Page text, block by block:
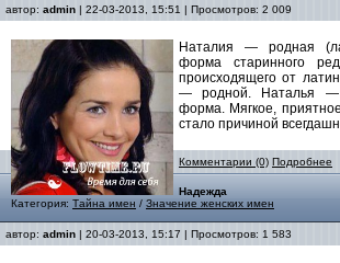
автор: admin | 22-03-2013, 15:51 | Просмотров: 2 009
Наталия — родная
форма старинного
происходящего от
— родной. Наталья —
форма. Мягкое,
стало причиной
Комментарии (0) Подробнее
Надежда
Категория: Тайна имен / Значение женских имен
автор: admin | 20-03-2013, 15:17 | Просмотров: 1 583